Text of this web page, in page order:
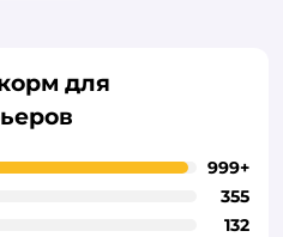
для
999+
355
132